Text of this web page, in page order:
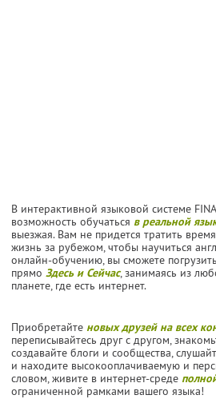
В интерактивной языковой системе
возможность обучаться в реальной
выезжая. Вам не придется тратить
жизнь за рубежом, чтобы научиться
онлайн-обучению, вы сможете
прямо Здесь и Сейчас, занимаясь из
планете, где есть интернет.
Приобретайте новых друзей на всех
переписывайтесь друг с другом,
создавайте блоги и сообщества,
и находите высокооплачиваемую и
словом, живите в интернет-среде
ограниченной рамками вашего языка!